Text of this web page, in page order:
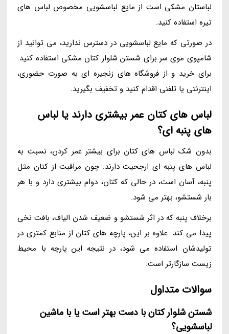
لباستان مشکی است از مایع لباسشویی مخصوص لباس های
تیره استفاده کنید.
در صورتی که مایع لباسشویی در دسترس ندارید، می توانید از
شامپوی موی سر برای شستن شلوار کتان مشکی استفاده کنید.
برای خرید و از فروشگاه های زنجیره ای به صورت حضوری،
اینترنتی یا تلفنی اقدام کنید و تخفیف بگیرید.
لباس های کتان عمر بیشتری دارند یا لباس
های پنبه ای؟
بدون شک لباس های کتان برای بیشتر عمر کردن، نسبت به
لباس های پنبه ای ارجحیت دارند. چون مراقبت از کتان مثل
پنبه، آسان است، در حالی که کتان، دوام بیشتری دارد و با هر
بار شستشو، بهتر می شود.
برخلاف پنبه که در اثر شستشو و ضعیف شدن الیاف، بافت نخی
پیدا می کند. علاوه بر این، پارچه های کتان از منابع کمتری در
تولیدشان استفاده می شود، در نتیجه این پارچه با محیط
زیست سازگارتر است.
سوالات متداول
شستن شلوار کتان با دست بهتر است یا با ماشین
لباسشویی؟